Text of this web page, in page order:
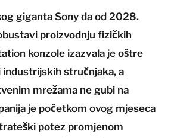
giganta Sony da od 2028.
proizvodnju fizičkih
konzole izazvala je oštre
industrijskih stručnjaka, a
mrežama ne gubi na
je početkom ovog mjeseca
potez promjenom